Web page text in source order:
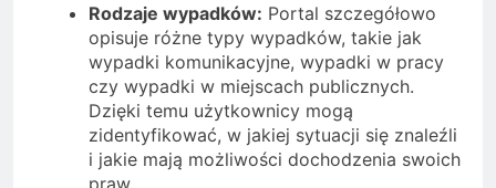
Rodzaje wypadków: Portal szczegółowo
opisuje różne typy wypadków, takie jak
wypadki komunikacyjne, wypadki w pracy
czy wypadki w miejscach publicznych.
Dzięki temu użytkownicy mogą
zidentyfikować, w jakiej sytuacji się znaleźli
i jakie mają możliwości dochodzenia swoich